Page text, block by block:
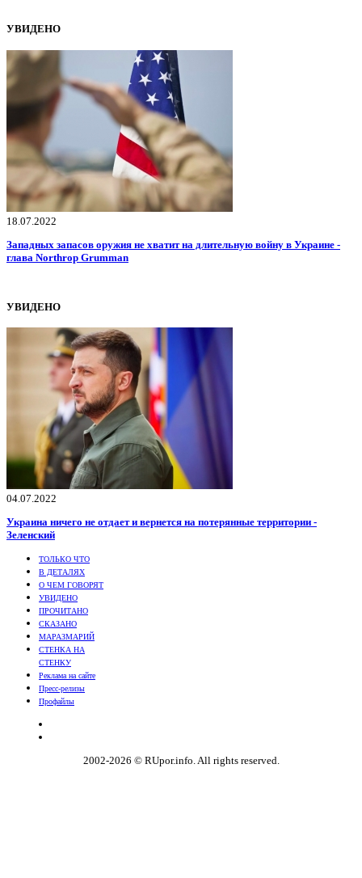
УВИДЕНО
18.07.2022
Западных запасов оружия не хватит на длительную войну в Украине -
глава Northrop Grumman
УВИДЕНО
04.07.2022
Украина ничего не отдает и вернется на потерянные территории -
Зеленский
ТОЛЬКО ЧТО
В ДЕТАЛЯХ
О ЧЕМ ГОВОРЯТ
УВИДЕНО
ПРОЧИТАНО
СКАЗАНО
МАРАЗМАРИЙ
СТЕНКА НА
СТЕНКУ
Реклама на сайте
Пресс-релизы
Профайлы
2002-2026 © RUpor.info. All rights reserved.